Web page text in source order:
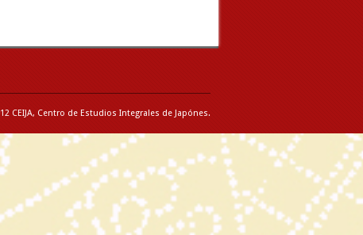
CEIJA, Centro de Estudios Integrales de Japónes.